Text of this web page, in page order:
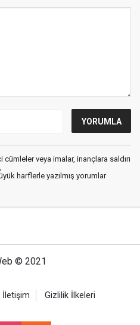
veya imalar, inançlara saldırı
harflerle yazılmış yorumlar
© 2021
İletişim Gizlilik İlkeleri